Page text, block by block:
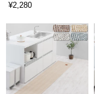
¥2,280